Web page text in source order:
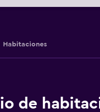
Habitaciones
de